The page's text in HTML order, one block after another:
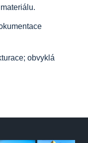
obvyklá